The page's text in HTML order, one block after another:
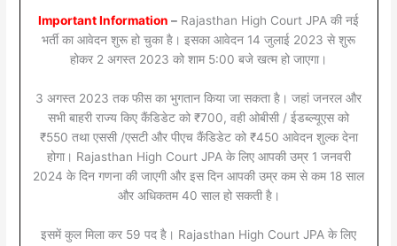
Important Information – Rajasthan High Court JPA की नई
भर्ती का आवेदन शुरू हो चुका है। इसका आवेदन 14 जुलाई 2023 से शुरू
होकर 2 अगस्त 2023 को शाम 5:00 बजे खत्म हो जाएगा।
3 अगस्त 2023 तक फीस का भुगतान किया जा सकता है। जहां जनरल और
सभी बाहरी राज्य किए कैंडिडेट को ₹700, वही ओबीसी / ईडब्ल्यूएस को
₹550 तथा एससी /एसटी और पीएच कैंडिडेट को ₹450 आवेदन शुल्क देना
होगा। Rajasthan High Court JPA के लिए आपकी उम्र 1 जनवरी
2024 के दिन गणना की जाएगी और इस दिन आपकी उम्र कम से कम 18 साल
और अधिकतम 40 साल हो सकती है।
इसमें कुल मिला कर 59 पद है। Rajasthan High Court JPA के लिए